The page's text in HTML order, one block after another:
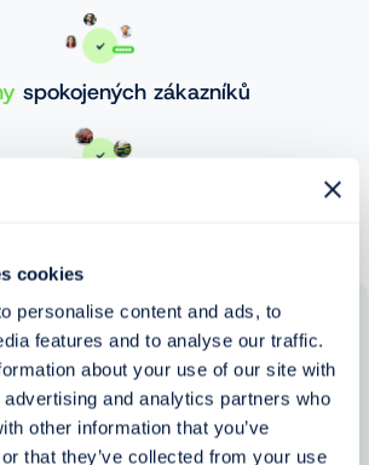
cookies
personalise content and ads, to
features and to analyse our traffic.
about your use of our site with
and analytics partners who
other information that you’ve
that they’ve collected from your use
spokojených zákazníků
zákazníků
co o našem prověření říkají lidé